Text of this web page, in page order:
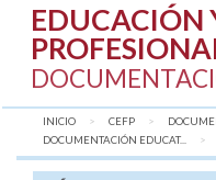
EDUCACIÓN
INICIO CEFP
DOCUMENTACIÓN EDUCAT...